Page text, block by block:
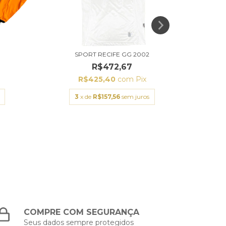
SPORT RECIFE GG 2002
R$472,67
R$425,40 com Pix
3 x de R$157,56 sem juros
COMPRE COM SEGURANÇA
Seus dados sempre protegidos